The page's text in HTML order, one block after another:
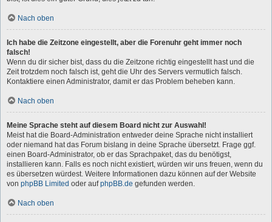
Nach oben
Ich habe die Zeitzone eingestellt, aber die Forenuhr geht immer noch
falsch!
Wenn du dir sicher bist, dass du die Zeitzone richtig eingestellt hast und die
Zeit trotzdem noch falsch ist, geht die Uhr des Servers vermutlich falsch.
Kontaktiere einen Administrator, damit er das Problem beheben kann.
Nach oben
Meine Sprache steht auf diesem Board nicht zur Auswahl!
Meist hat die Board-Administration entweder deine Sprache nicht installiert
oder niemand hat das Forum bislang in deine Sprache übersetzt. Frage ggf.
einen Board-Administrator, ob er das Sprachpaket, das du benötigst,
installieren kann. Falls es noch nicht existiert, würden wir uns freuen, wenn du
es übersetzen würdest. Weitere Informationen dazu können auf der Website
von phpBB Limited oder aufphpBB.de gefunden werden.
Nach oben